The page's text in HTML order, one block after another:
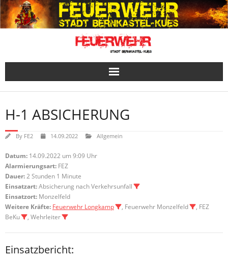
Skip
to
content
H-1 ABSICHERUNG
By FE2 14.09.2022 Allgemein
Datum: 14.09.2022 um 9:09 Uhr
Alarmierungsart: FEZ
Dauer:2 Stunden 1 Minute
Einsatzart:Absicherung nach Verkehrsunfall
Einsatzort: Monzelfeld
Weitere Kräfte: Feuerwehr Longkamp , Feuerwehr Monzelfeld
, FEZ
BeKu
, Wehrleiter
Einsatzbericht: